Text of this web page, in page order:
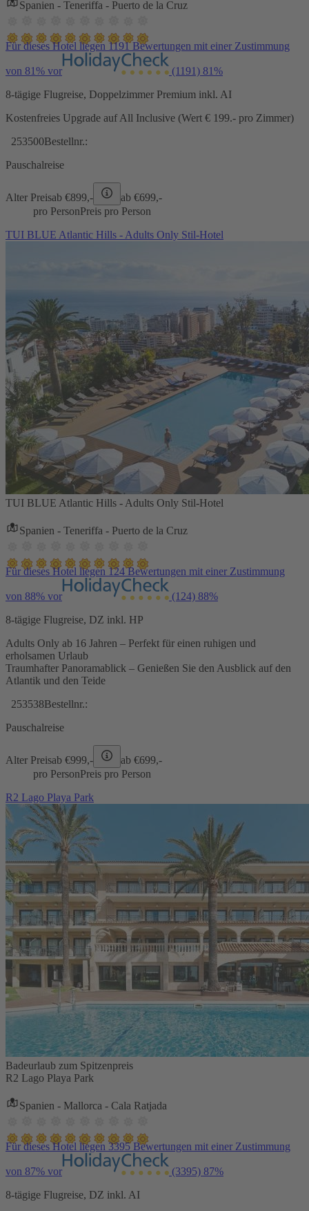
Spanien - Teneriffa - Puerto de la Cruz
Für dieses Hotel liegen 1191 Bewertungen mit einer Zustimmung
von 81% vor (1191) 81%
8-tägige Flugreise, Doppelzimmer Premium inkl. AI
Kostenfreies Upgrade auf All Inclusive (Wert € 199.- pro Zimmer)
253500Bestellnr.:
Pauschalreise
Alter Preisab €899,- ab €699,-
pro PersonPreis pro Person
TUI BLUE Atlantic Hills - Adults Only Stil-Hotel
TUI BLUE Atlantic Hills - Adults Only Stil-Hotel
Spanien - Teneriffa - Puerto de la Cruz
Für dieses Hotel liegen 124 Bewertungen mit einer Zustimmung
von 88% vor (124) 88%
8-tägige Flugreise, DZ inkl. HP
Adults Only ab 16 Jahren – Perfekt für einen ruhigen und
erholsamen Urlaub
Traumhafter Panoramablick – Genießen Sie den Ausblick auf den
Atlantik und den Teide
253538Bestellnr.:
Pauschalreise
Alter Preisab €999,- ab €699,-
pro PersonPreis pro Person
R2 Lago Playa Park
Badeurlaub zum Spitzenpreis
R2 Lago Playa Park
Spanien - Mallorca - Cala Ratjada
Für dieses Hotel liegen 3395 Bewertungen mit einer Zustimmung
von 87% vor (3395) 87%
8-tägige Flugreise, DZ inkl. AI